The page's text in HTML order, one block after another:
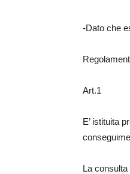
-Dato che
Art.1
E’ istituita
La